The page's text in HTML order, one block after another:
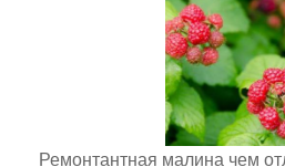
Ремонтантная малина чем